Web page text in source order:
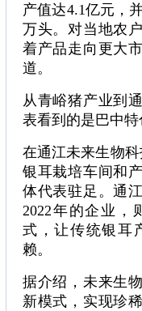
产值达4.1亿元，
万头。对当地农
着产品走向更大
道。
从青峪猪产业到
表看到的是巴中特
在通江未来生物
银耳栽培车间和
体代表驻足。通
2022年的企业，
式，让传统银耳
赖。
据介绍，未来生
新模式，实现珍